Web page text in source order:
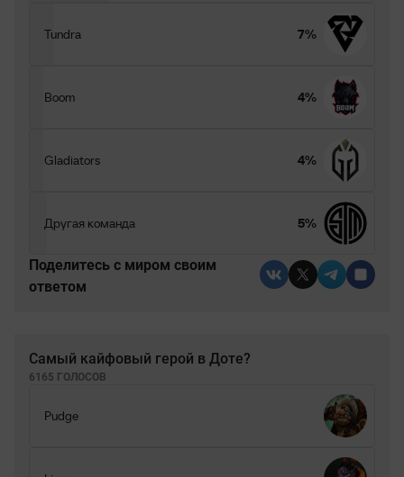
Tundra 7%
Boom 4%
Gladiators 4%
Другая команда 5%
Поделитесь c миром своим
ответом
Самый кайфовый герой в Доте?
6165 ГОЛОСОВ
Pudge